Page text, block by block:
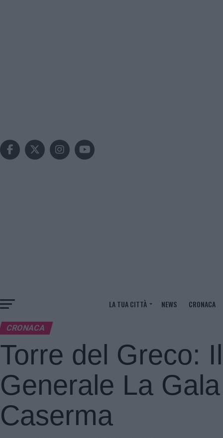
LA TUA CITTÀ NEWS CRONACA
CRONACA
Torre del Greco:
Generale La
Caserma